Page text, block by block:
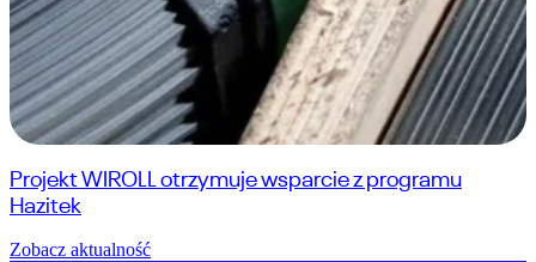
Projekt WIROLL otrzymuje wsparcie z programu
Hazitek
Zobacz aktualność